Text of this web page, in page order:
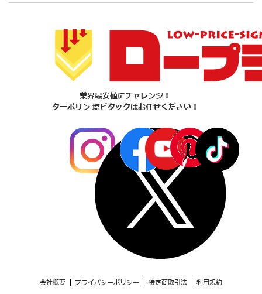
業界最安値にチャレンジ！
ターポリン 塩ビタックはお任せください！
会社概要 プライバシーポリシー 特定商取引法 利用規約